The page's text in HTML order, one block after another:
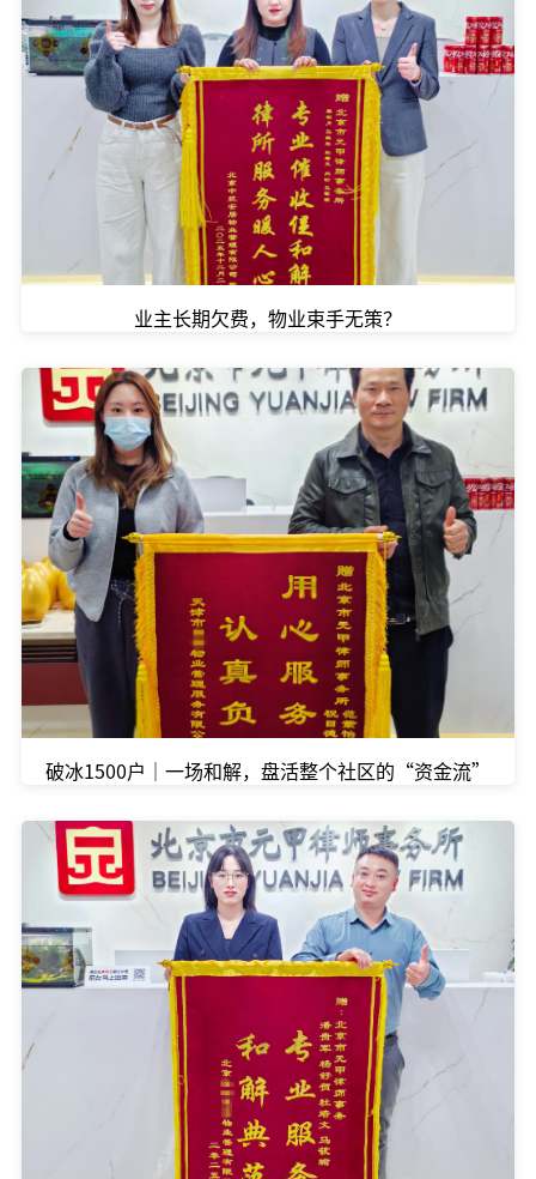
业主长期欠费，物业束手无策？
破冰1500户｜一场和解，盘活整个社区的“资金流”